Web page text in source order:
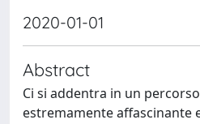
2020-01-01
Abstract
Ci si addentra in un
estremamente affascinante